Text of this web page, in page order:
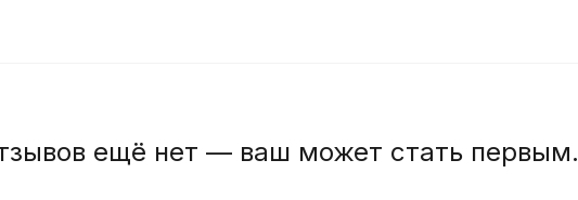
ещё нет — ваш может стать первым.